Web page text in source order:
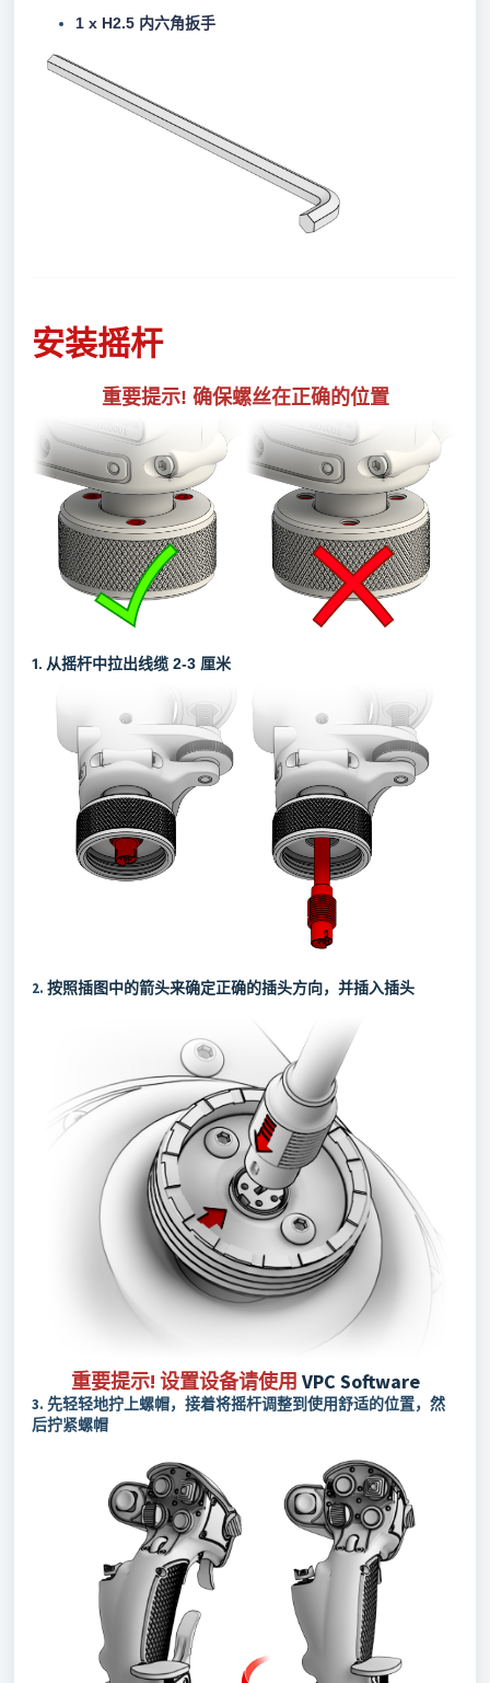
1 x H2.5 内六角扳手
安装摇杆
重要提示! 确保螺丝在正确的位置
1. 从摇杆中拉出线缆 2-3 厘米
2. 按照插图中的箭头来确定正确的插头方向，并插入插头
重要提示! 设置设备请使用 VPC Software
3. 先轻轻地拧上螺帽，接着将摇杆调整到使用舒适的位置，然
后拧紧螺帽